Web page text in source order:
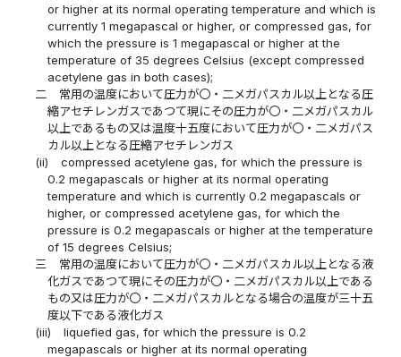
or higher at its normal operating temperature and which is
currently 1 megapascal or higher, or compressed gas, for
which the pressure is 1 megapascal or higher at the
temperature of 35 degrees Celsius (except compressed
acetylene gas in both cases);
二
常用の温度において圧力が〇・二メガパスカル以上となる圧
縮アセチレンガスであつて現にその圧力が〇・二メガパスカル
以上であるもの又は温度十五度において圧力が〇・二メガパス
カル以上となる圧縮アセチレンガス
(ii)
compressed acetylene gas, for which the pressure is
0.2 megapascals or higher at its normal operating
temperature and which is currently 0.2 megapascals or
higher, or compressed acetylene gas, for which the
pressure is 0.2 megapascals or higher at the temperature
of 15 degrees Celsius;
三
常用の温度において圧力が〇・二メガパスカル以上となる液
化ガスであつて現にその圧力が〇・二メガパスカル以上である
もの又は圧力が〇・二メガパスカルとなる場合の温度が三十五
度以下である液化ガス
(iii)
liquefied gas, for which the pressure is 0.2
megapascals or higher at its normal operating